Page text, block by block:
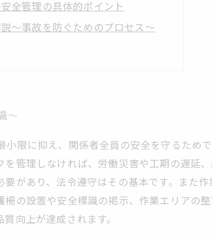
全管理の具体的ポイント
～事故を防ぐためのプロセス～
心～実践例を紹介～
の未来を考える
～
限に抑え、関係者全員の安全を守るため
管理しなければ、労働災害や工期の遅延
があり、法令遵守はその基本です。また
の設置や安全標識の掲示、作業エリアの
向上が達成されます。